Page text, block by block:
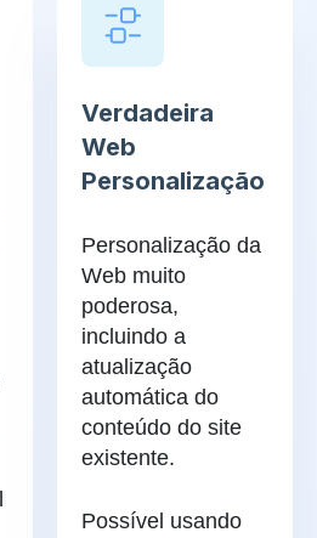
Verdadeira
Web
Personalização
Personalização da
Web muito
poderosa,
incluindo a
atualização
automática do
conteúdo do site
existente.
Possível usando